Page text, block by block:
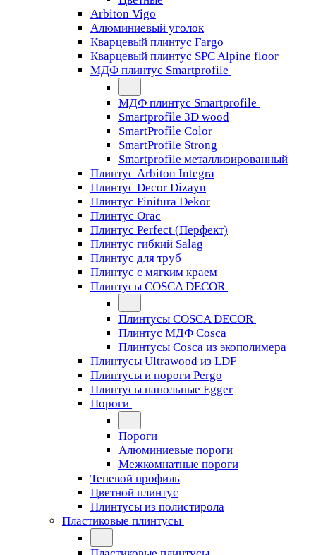
Arbiton Vigo
Алюминиевый уголок
Кварцевый плинтус Fargo
Кварцевый плинтус SPC Alpine floor
МДФ плинтус Smartprofile
МДФ плинтус Smartprofile
Smartprofile 3D wood
SmartProfile Color
SmartProfile Strong
Smartprofile металлизированный
Плинтус Arbiton Integra
Плинтус Decor Dizayn
Плинтус Finitura Dekor
Плинтус Orac
Плинтус Perfect (Перфект)
Плинтус гибкий Salag
Плинтус для труб
Плинтус с мягким краем
Плинтусы COSCA DECOR
Плинтусы COSCA DECOR
Плинтус МДФ Cosca
Плинтусы Cosca из экополимера
Плинтусы Ultrawood из LDF
Плинтусы и пороги Pergo
Плинтусы напольные Egger
Пороги
Пороги
Алюминиевые пороги
Межкомнатные пороги
Теневой профиль
Цветной плинтус
Плинтусы из полистирола
Пластиковые плинтусы